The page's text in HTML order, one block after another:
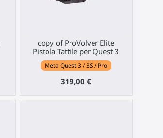
copy of ProVolver Elite
Pistola Tattile per Quest 3
Meta Quest 3 / 3S / Pro
319,00 €